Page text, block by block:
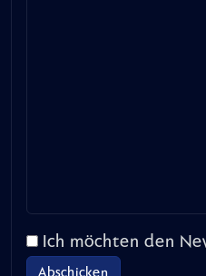
Ich möchten den